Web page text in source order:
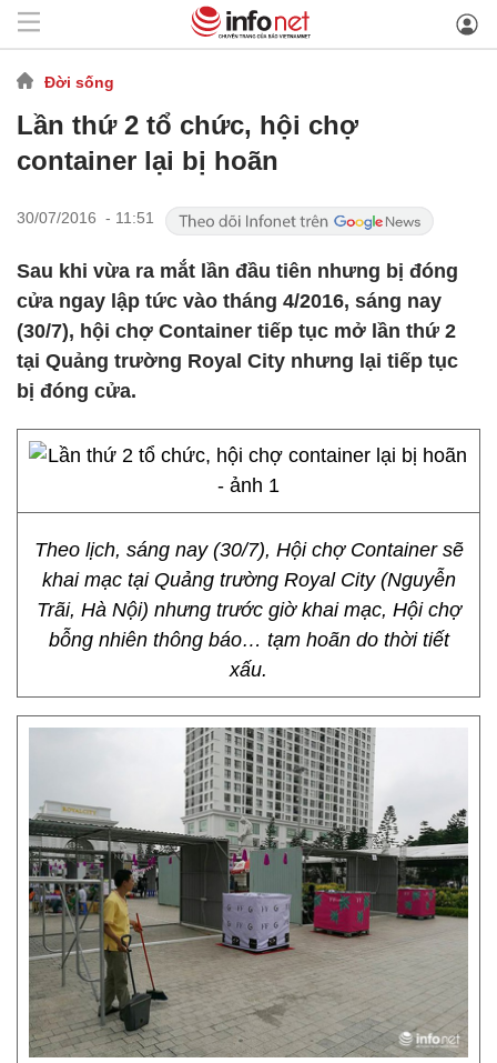
Đời sống
Lần thứ 2 tổ chức, hội chợ
container lại bị hoãn
30/07/2016 - 11:51
Sau khi vừa ra mắt lần đầu tiên nhưng bị đóng
cửa ngay lập tức vào tháng 4/2016, sáng nay
(30/7), hội chợ Container tiếp tục mở lần thứ 2
tại Quảng trường Royal City nhưng lại tiếp tục
bị đóng cửa.
Theo lịch, sáng nay (30/7), Hội chợ Container sẽ
khai mạc tại Quảng trường Royal City (Nguyễn
Trãi, Hà Nội) nhưng trước giờ khai mạc, Hội chợ
bỗng nhiên thông báo… tạm hoãn do thời tiết
xấu.